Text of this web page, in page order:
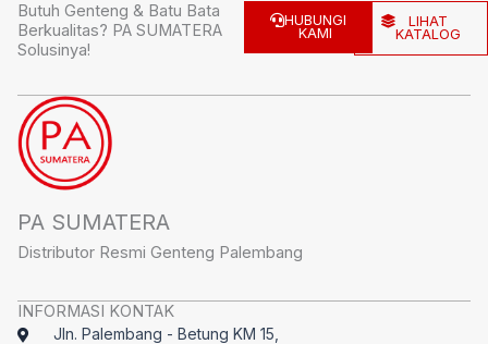
Butuh Genteng & Batu Bata
Berkualitas? PA SUMATERA
Solusinya!
HUBUNGI
KAMI
LIHAT
KATALOG
PA SUMATERA
Distributor Resmi Genteng Palembang
INFORMASI KONTAK
Jln. Palembang - Betung KM 15,